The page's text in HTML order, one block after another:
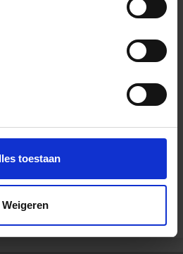
toestaan
Weigeren
staan graag voor je klaar:
63 Productaanvraag
Systems